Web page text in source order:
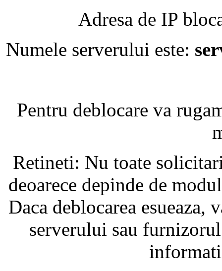
Adresa de IP
Numele serverului este:
Pentru deblocare va
Retineti: Nu toate
deoarece depinde de
Daca deblocarea
serverului sau